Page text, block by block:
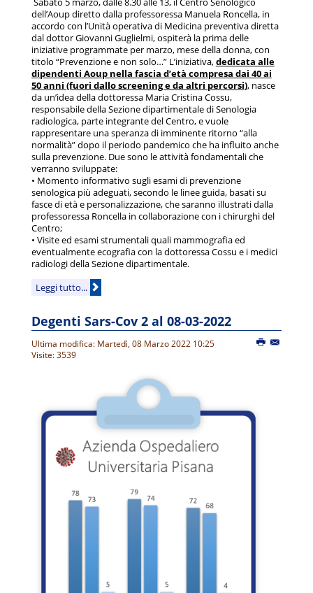
dell’Aoup diretto dalla professoressa Manuela Roncella, in
accordo con l’Unità operativa di Medicina preventiva diretta
dal dottor Giovanni Guglielmi, ospiterà la prima delle
iniziative programmate per marzo, mese della donna, con
titolo “Prevenzione e non solo…” L’iniziativa,dedicata alle
dipendenti Aoup nella fascia d’età compresa dai 40 ai
50 anni (fuori dallo screening e da altri percorsi), nasce
da un’idea della dottoressa Maria Cristina Cossu,
responsabile della Sezione dipartimentale di Senologia
radiologica, parte integrante del Centro, e vuole
rappresentare una speranza di imminente ritorno “alla
normalità” dopo il periodo pandemico che ha influito anche
sulla prevenzione. Due sono le attività fondamentali che
verranno sviluppate:
• Momento informativo sugli esami di prevenzione
senologica più adeguati, secondo le linee guida, basati su
fasce di età e personalizzazione, che saranno illustrati dalla
professoressa Roncella in collaborazione con i chirurghi del
Centro;
• Visite ed esami strumentali quali mammografia ed
eventualmente ecografia con la dottoressa Cossu e i medici
radiologi della Sezione dipartimentale.
Leggi tutto...
Degenti Sars-Cov 2 al 08-03-2022
Ultima modifica: Martedì, 08 Marzo 2022 10:25
Visite: 3539